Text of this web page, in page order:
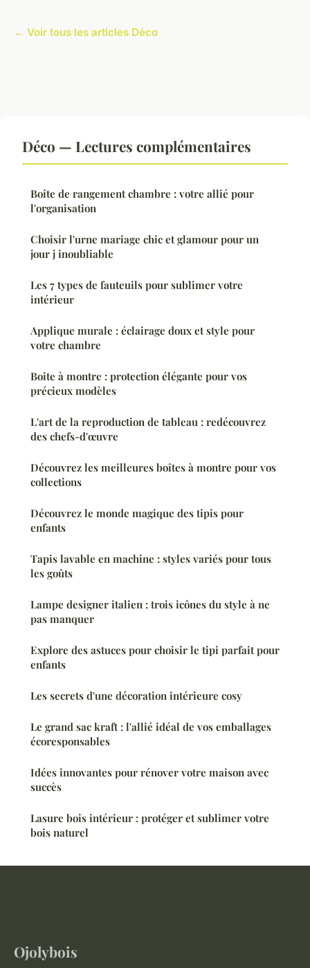
← Voir tous les articles Déco
Déco — Lectures complémentaires
Boîte de rangement chambre : votre allié pour
l'organisation
Choisir l'urne mariage chic et glamour pour un
jour j inoubliable
Les 7 types de fauteuils pour sublimer votre
intérieur
Applique murale : éclairage doux et style pour
votre chambre
Boite à montre : protection élégante pour vos
précieux modèles
L'art de la reproduction de tableau : redécouvrez
des chefs-d'œuvre
Découvrez les meilleures boîtes à montre pour vos
collections
Découvrez le monde magique des tipis pour
enfants
Tapis lavable en machine : styles variés pour tous
les goûts
Lampe designer italien : trois icônes du style à ne
pas manquer
Explore des astuces pour choisir le tipi parfait pour
enfants
Les secrets d'une décoration intérieure cosy
Le grand sac kraft : l'allié idéal de vos emballages
écoresponsables
Idées innovantes pour rénover votre maison avec
succès
Lasure bois intérieur : protéger et sublimer votre
bois naturel
Ojolybois